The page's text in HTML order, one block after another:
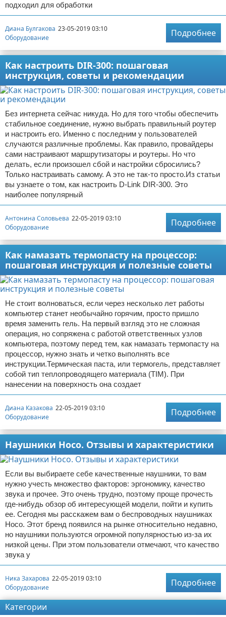
подходил для обработки
Диана Булгакова 23-05-2019 03:10
Оборудование
Подробнее
Как настроить DIR-300: пошаговая
инструкция, советы и рекомендации
Без интернета сейчас никуда. Но для того чтобы обеспечить
стабильное соединение, нужно выбрать правильный роутер
и настроить его. Именно с последним у пользователей
случаются различные проблемы. Как правило, провайдеры
сами настраивают маршрутизаторы и роутеры. Но что
делать, если произошел сбой и настройки сбросились?
Только настраивать самому. А это не так-то просто.Из статьи
вы узнаете о том, как настроить D-Link DIR-300. Это
наиболее популярный
Антонина Соловьева 22-05-2019 03:10
Оборудование
Подробнее
Как намазать термопасту на процессор:
пошаговая инструкция и полезные советы
Не стоит волноваться, если через несколько лет работы
компьютер станет необычайно горячим, просто пришло
время заменить гель. На первый взгляд это не сложная
операция, но сопряжена с работой ответственных узлов
компьютера, поэтому перед тем, как намазать термопасту на
процессор, нужно знать и четко выполнять все
инструкции.Термическая паста, или термогель, представляет
собой тип теплопроводящего материала (TIM). При
нанесении на поверхность она создает
Диана Казакова 22-05-2019 03:10
Оборудование
Подробнее
Наушники Hoco. Отзывы и характеристики
Если вы выбираете себе качественные наушники, то вам
нужно учесть множество факторов: эргономику, качество
звука и прочее. Это очень трудно, поэтому проще прочесть
где-нибудь обзор об интересующей модели, пойти и купить
ее. Сегодня мы расскажем вам о беспроводных наушниках
Hoco. Этот бренд появился на рынке относительно недавно,
но наушники пользуются огромной популярностью из-за их
низкой цены. При этом пользователи отмечают, что качество
звука у
Ника Захарова 22-05-2019 03:10
Оборудование
Подробнее
Категории